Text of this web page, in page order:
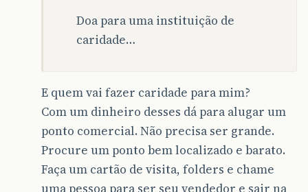
Doa para uma instituição de
caridade…
E quem vai fazer caridade para mim?
Com um dinheiro desses dá para alugar um
ponto comercial. Não precisa ser grande.
Procure um ponto bem localizado e barato.
Faça um cartão de visita, folders e chame
uma pessoa para ser seu vendedor e sair na